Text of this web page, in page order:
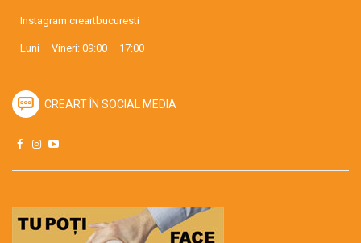
Instagram creartbucuresti
Luni – Vineri: 09:00 – 17:00
CREART ÎN SOCIAL MEDIA